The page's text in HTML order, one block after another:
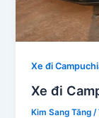
Xe đi
Xe đi
Kim Sang Tăng /